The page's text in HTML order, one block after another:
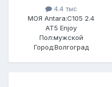
4.4 тыс
МОЯ Antara:C105 2.4
AT5 Enjoy
Пол:мужской
Город:Волгоград